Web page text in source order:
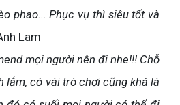
phao... Phục vụ thì siêu tốt và
Lam
mọi người nên đi nhe!!! Chỗ
lắm, có vài trò chơi cũng khá là